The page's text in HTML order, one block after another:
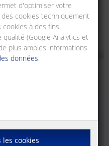
d'optimiser votre
cookies techniquement
à des fins
(Google Analytics et
plus amples informations
données.
les cookies